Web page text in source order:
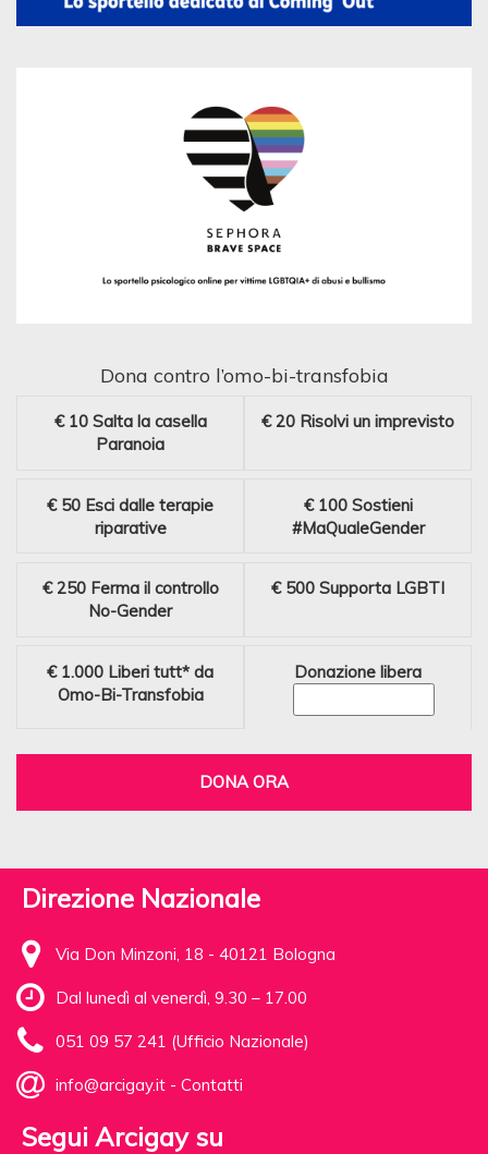
Dona contro l’omo-bi-transfobia
€ 10 Salta la casella
Paranoia
€ 20 Risolvi un imprevisto
€ 50 Esci dalle terapie
riparative
€ 100 Sostieni
#MaQualeGender
€ 250 Ferma il controllo
No-Gender
€ 500 Supporta LGBTI
€ 1.000 Liberi tutt* da
Omo-Bi-Transfobia
Donazione libera
DONA ORA
Direzione Nazionale
Via Don Minzoni, 18 - 40121 Bologna
Dal lunedì al venerdì, 9.30 – 17.00
051 09 57 241 (Ufficio Nazionale)
info@arcigay.it - Contatti
Segui Arcigay su